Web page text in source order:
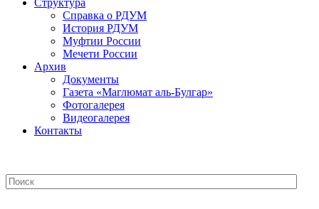
Структура
Справка о РДУМ
История РДУМ
Муфтии России
Мечети России
Архив
Документы
Газета «Маглюмат аль-Булгар»
Фотогалерея
Видеогалерея
Контакты